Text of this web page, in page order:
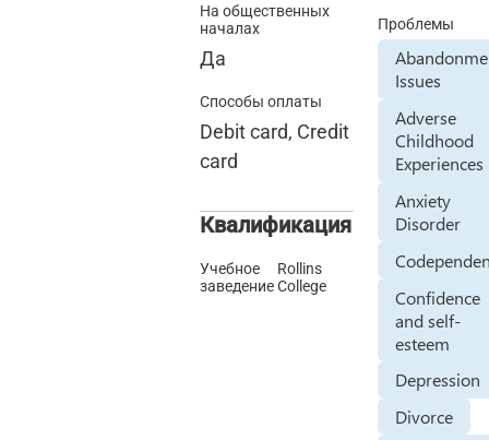
На общественных
началах
Да
Способы оплаты
Debit card, Credit
card
Квалификация
Учебное
заведение
Rollins
College
Проблемы
Issues
Adverse
Childhood
Experiences
Anxiety
Disorder
Confidence
and self-
esteem
Depression
Divorce